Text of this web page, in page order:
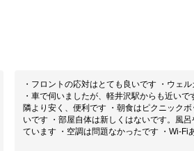
・フロントの応対はとても良いです ・ウェ
・車で伺いましたが、軽井沢駅からも近い
隣より安く、便利です ・朝食はピクニック
いです ・部屋自体は新しくはないです。風
ています ・空調は問題なかったです ・Wi-Fi